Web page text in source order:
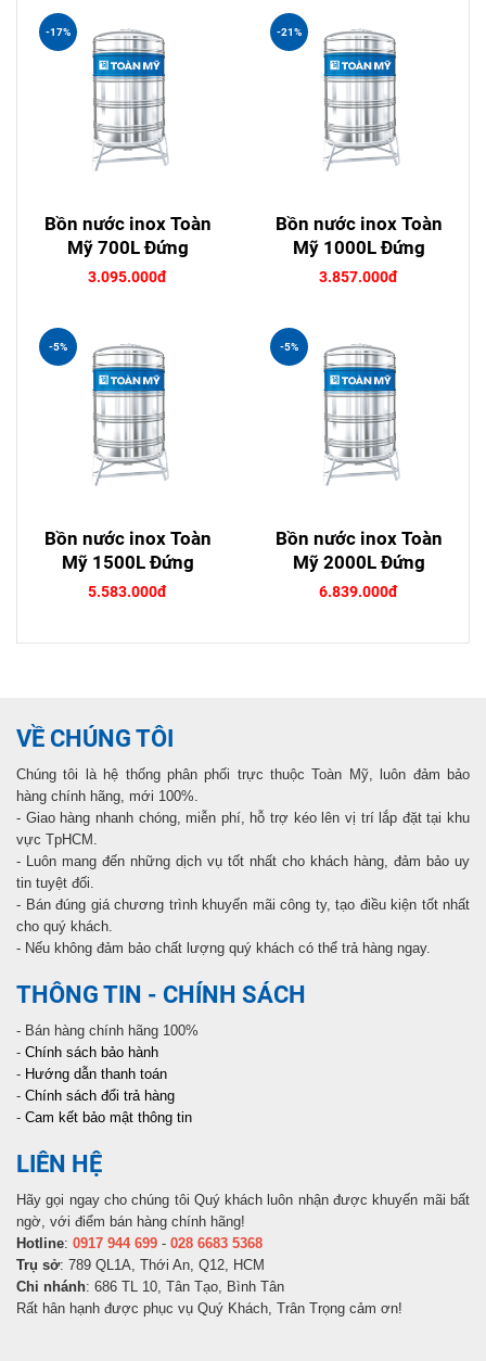
Bồn nước inox Toàn
Mỹ 700L Đứng
3.095.000đ
-17%
Bồn nước inox Toàn
Mỹ 1000L Đứng
3.857.000đ
-21%
Bồn nước inox Toàn
Mỹ 1500L Đứng
5.583.000đ
-5%
Bồn nước inox Toàn
Mỹ 2000L Đứng
6.839.000đ
-5%
VỀ CHÚNG TÔI
Chúng tôi là hệ thống phân phối trực thuộc Toàn Mỹ, luôn đảm bảo
hàng chính hãng, mới 100%.
- Giao hàng nhanh chóng, miễn phí, hỗ trợ kéo lên vị trí lắp đặt tại khu
vực TpHCM.
- Luôn mang đến những dịch vụ tốt nhất cho khách hàng, đảm bảo uy
tin tuyệt đối.
- Bán đúng giá chương trình khuyến mãi công ty, tạo điều kiện tốt nhất
cho quý khách.
- Nếu không đảm bảo chất lượng quý khách có thể trả hàng ngay.
THÔNG TIN - CHÍNH SÁCH
- Bán hàng chính hãng 100%
- Chính sách bảo hành
- Hướng dẫn thanh toán
- Chính sách đổi trả hàng
- Cam kết bảo mật thông tin
LIÊN HỆ
Hãy gọi ngay cho chúng tôi Quý khách luôn nhận được khuyến mãi bất
ngờ, với điểm bán hàng chính hãng!
Hotline: 0917 944 699 - 028 6683 5368
Trụ sở: 789 QL1A, Thới An, Q12, HCM
Chi nhánh: 686 TL 10, Tân Tạo, Bình Tân
Rất hân hạnh được phục vụ Quý Khách, Trân Trọng cảm ơn!